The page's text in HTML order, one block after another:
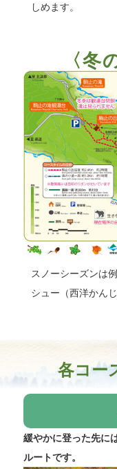
しめます。
〈冬
スノーシーズンは
シュー（西洋かん
各コー
緩やかに登った先に
ルートです。